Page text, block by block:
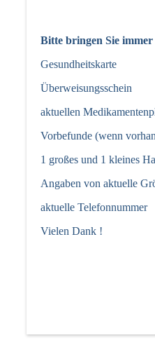
Bitte bringen Sie
Gesundheitskarte
Überweisungsschein
aktuellen
Vorbefunde (wenn
1 großes und 1 kleines
Angaben von aktuelle
aktuelle Telefonnummer
Vielen Dank !